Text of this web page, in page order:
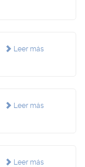
Leer más
Leer más
Leer más